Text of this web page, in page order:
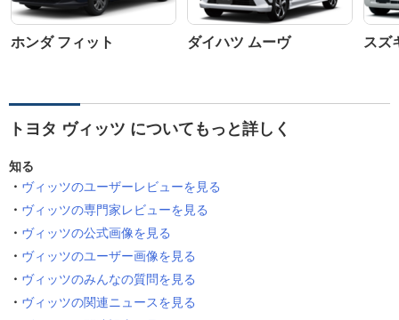
ホンダ フィット ダイハツ ムーヴ スズ
トヨタ ヴィッツ についてもっと詳しく
知る
ヴィッツのユーザーレビューを見る
ヴィッツの専門家レビューを見る
ヴィッツの公式画像を見る
ヴィッツのユーザー画像を見る
ヴィッツのみんなの質問を見る
ヴィッツの関連ニュースを見る